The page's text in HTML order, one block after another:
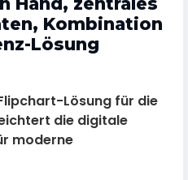
Kombination
Lösung
Lösung für die
die digitale
moderne